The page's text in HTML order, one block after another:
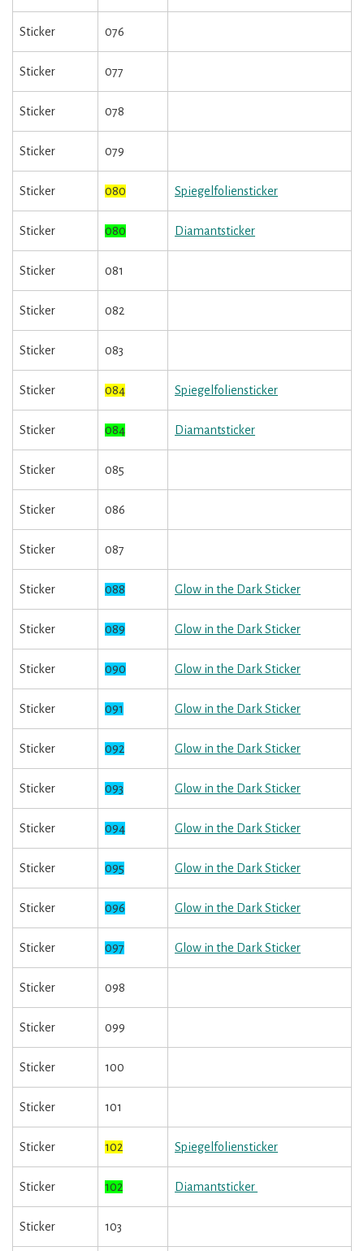
Sticker 076
Sticker 077
Sticker 078
Sticker 079
Sticker 080 Spiegelfoliensticker
Sticker 080 Diamantsticker
Sticker 081
Sticker 082
Sticker 083
Sticker 084 Spiegelfoliensticker
Sticker 084 Diamantsticker
Sticker 085
Sticker 086
Sticker 087
Sticker 088 Glow in the Dark Sticker
Sticker 089 Glow in the Dark Sticker
Sticker 090 Glow in the Dark Sticker
Sticker 091 Glow in the Dark Sticker
Sticker 092 Glow in the Dark Sticker
Sticker 093 Glow in the Dark Sticker
Sticker 094 Glow in the Dark Sticker
Sticker 095 Glow in the Dark Sticker
Sticker 096 Glow in the Dark Sticker
Sticker 097 Glow in the Dark Sticker
Sticker 098
Sticker 099
Sticker 100
Sticker 101
Sticker 102 Spiegelfoliensticker
Sticker 102 Diamantsticker
Sticker 103